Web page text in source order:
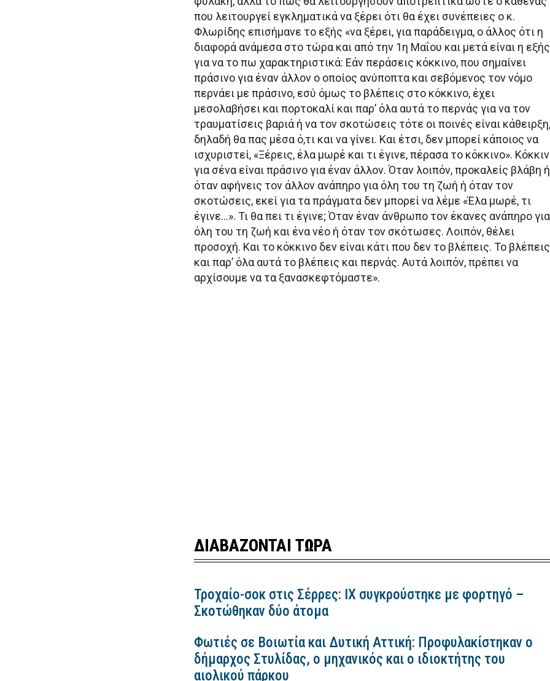
που λειτουργεί εγκληματικά να ξέρει ότι θα έχει συνέπειες ο κ.
Φλωρίδης επισήμανε το εξής «να ξέρει, για παράδειγμα, ο άλλος ότι η
διαφορά ανάμεσα στο τώρα και από την 1η Μαΐου και μετά είναι η εξής
για να το πω χαρακτηριστικά: Εάν περάσεις κόκκινο, που σημαίνει
πράσινο για έναν άλλον ο οποίος ανύποπτα και σεβόμενος τον νόμο
περνάει με πράσινο, εσύ όμως το βλέπεις στο κόκκινο, έχει
μεσολαβήσει και πορτοκαλί και παρ’ όλα αυτά το περνάς για να τον
τραυματίσεις βαριά ή να τον σκοτώσεις τότε οι ποινές είναι κάθειρξη,
δηλαδή θα πας μέσα ό,τι και να γίνει. Και έτσι, δεν μπορεί κάποιος να
ισχυριστεί, «Ξέρεις, έλα μωρέ και τι έγινε, πέρασα το κόκκινο».
για σένα είναι πράσινο για έναν άλλον. Όταν λοιπόν, προκαλείς βλάβη ή
όταν αφήνεις τον άλλον ανάπηρο για όλη του τη ζωή ή όταν τον
σκοτώσεις, εκεί για τα πράγματα δεν μπορεί να λέμε «Έλα μωρέ, τι
έγινε…». Τι θα πει τι έγινε; Όταν έναν άνθρωπο τον έκανες ανάπηρο για
όλη του τη ζωή και ένα νέο ή όταν τον σκότωσες. Λοιπόν, θέλει
προσοχή. Και το κόκκινο δεν είναι κάτι που δεν το βλέπεις. Το βλέπεις
και παρ’ όλα αυτά το βλέπεις και περνάς. Αυτά λοιπόν, πρέπει να
αρχίσουμε να τα ξανασκεφτόμαστε».
ΔΙΑΒΑΖΟΝΤΑΙ ΤΩΡΑ
Τροχαίο-σοκ στις Σέρρες: ΙΧ συγκρούστηκε με φορτηγό –
Σκοτώθηκαν δύο άτομα
Φωτιές σε Βοιωτία και Δυτική Αττική: Προφυλακίστηκαν ο
δήμαρχος Στυλίδας, ο μηχανικός και ο ιδιοκτήτης του
αιολικού πάρκου